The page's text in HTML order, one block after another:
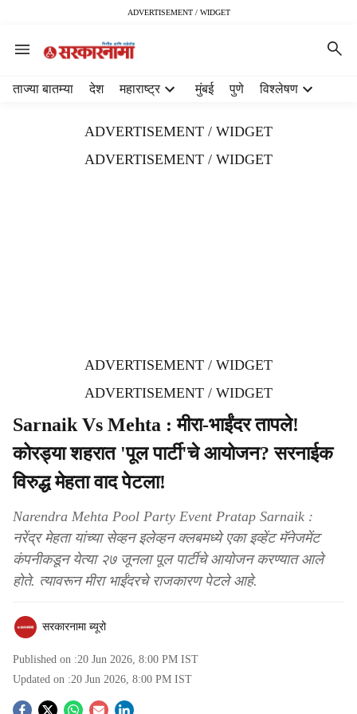
ADVERTISEMENT / WIDGET
ताज्या बातम्या देश महाराष्ट्र मुंबई पुणे विश्लेषण
ADVERTISEMENT / WIDGET
ADVERTISEMENT / WIDGET
ADVERTISEMENT / WIDGET
ADVERTISEMENT / WIDGET
Sarnaik Vs Mehta : मीरा-भाईंदर तापले!
कोरड्या शहरात 'पूल पार्टी'चे आयोजन? सरनाईक
विरुद्ध मेहता वाद पेटला!
Narendra Mehta Pool Party Event Pratap Sarnaik :
नरेंद्र मेहता यांच्या सेव्हन इलेव्हन क्लबमध्ये एका इव्हेंट मॅनेजमेंट
कंपनीकडून येत्या २७ जूनला पूल पार्टीचे आयोजन करण्यात आले
होते. त्यावरून मीरा भाईंदरचे राजकारण पेटले आहे.
सरकारनामा ब्यूरो
Published on :20 Jun 2026, 8:00 PM IST
Updated on :20 Jun 2026, 8:00 PM IST